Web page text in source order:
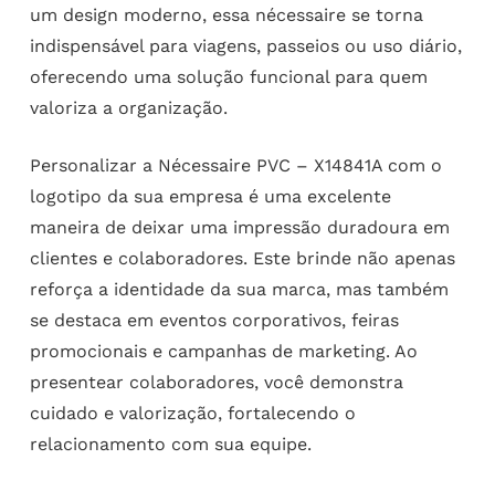
um design moderno, essa nécessaire se torna
indispensável para viagens, passeios ou uso diário,
oferecendo uma solução funcional para quem
valoriza a organização.
Personalizar a Nécessaire PVC – X14841A com o
logotipo da sua empresa é uma excelente
maneira de deixar uma impressão duradoura em
clientes e colaboradores. Este brinde não apenas
reforça a identidade da sua marca, mas também
se destaca em eventos corporativos, feiras
promocionais e campanhas de marketing. Ao
presentear colaboradores, você demonstra
cuidado e valorização, fortalecendo o
relacionamento com sua equipe.